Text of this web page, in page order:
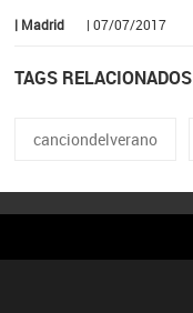
| Madrid | 07/07/2017
TAGS RELACIONADOS
canciondelverano